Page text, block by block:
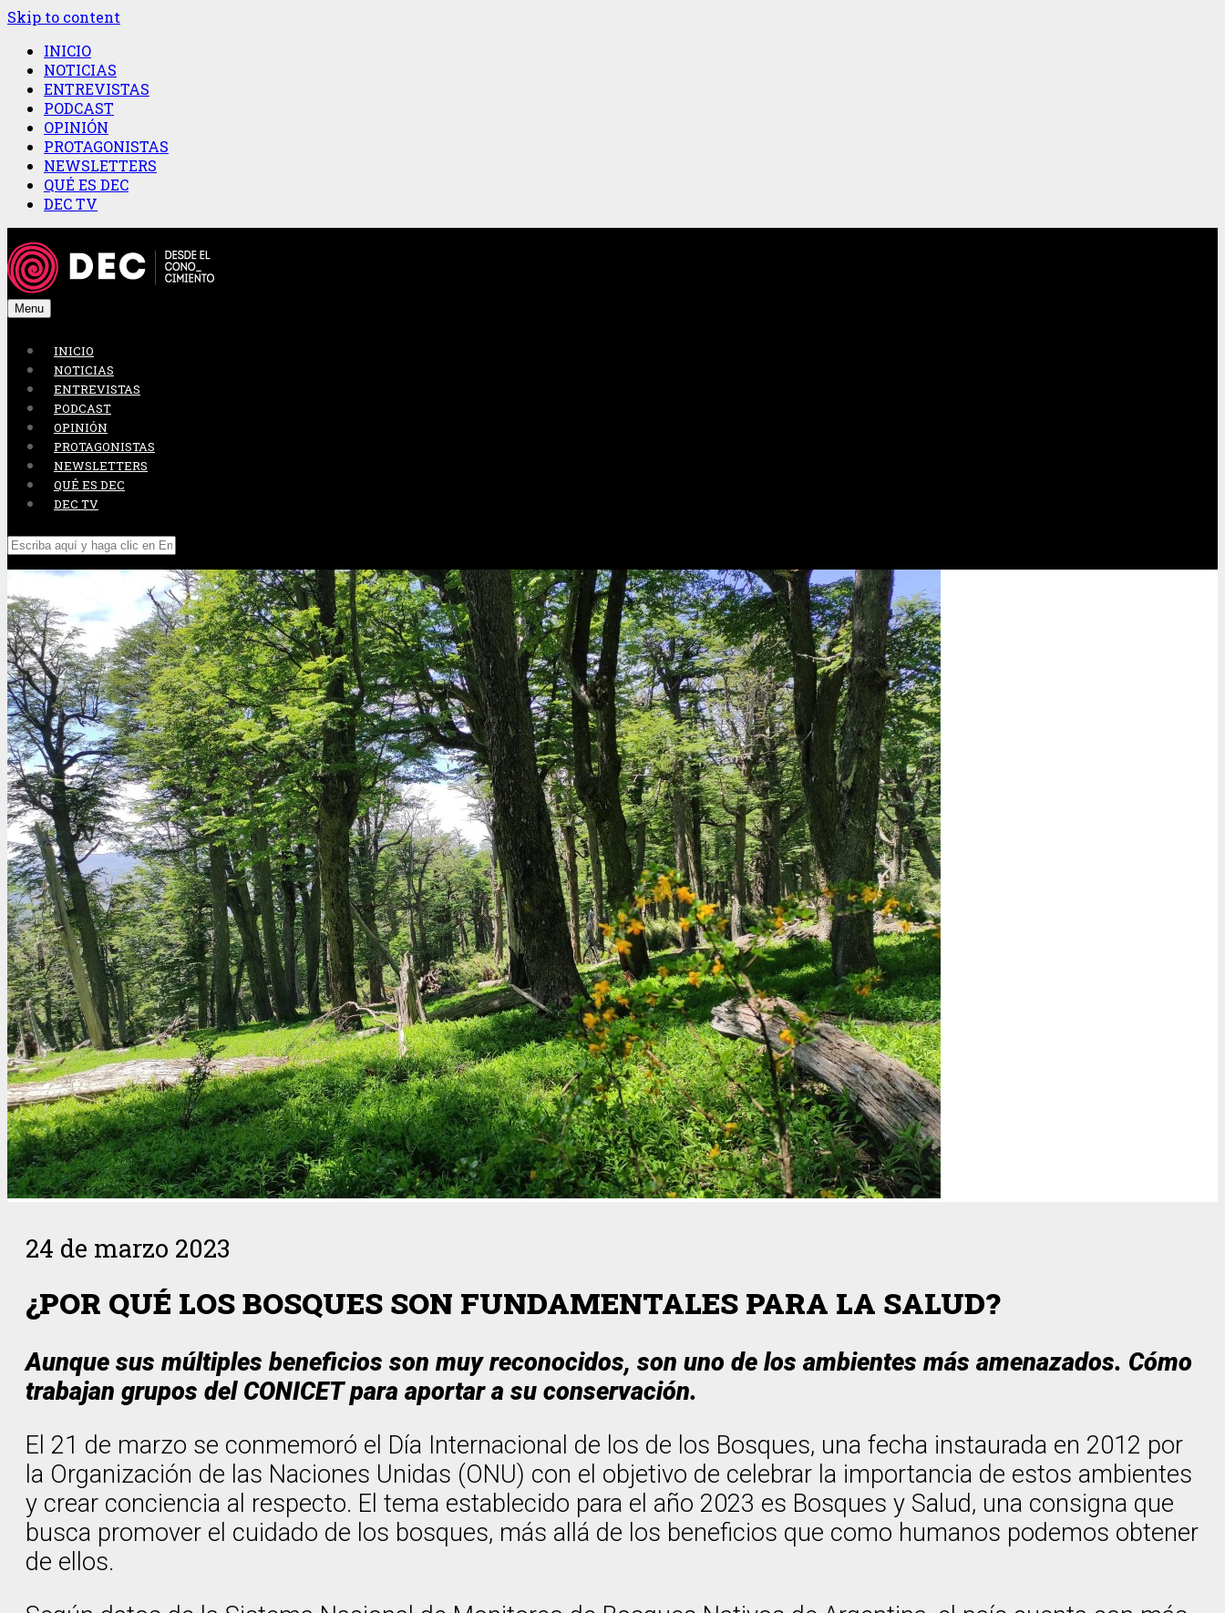
Skip to content
INICIO
NOTICIAS
ENTREVISTAS
PODCAST
OPINIÓN
PROTAGONISTAS
NEWSLETTERS
QUÉ ES DEC
DEC TV
Menu
INICIO
NOTICIAS
ENTREVISTAS
PODCAST
OPINIÓN
PROTAGONISTAS
NEWSLETTERS
QUÉ ES DEC
DEC TV
24 de marzo 2023
¿POR QUÉ LOS BOSQUES SON FUNDAMENTALES PARA LA SALUD?
Aunque sus múltiples beneficios son muy reconocidos, son uno de los ambientes más amenazados. Cómo
trabajan grupos del CONICET para aportar a su conservación.
El 21 de marzo se conmemoró el Día Internacional de los de los Bosques, una fecha instaurada en 2012 por
la Organización de las Naciones Unidas (ONU) con el objetivo de celebrar la importancia de estos ambientes
y crear conciencia al respecto. El tema establecido para el año 2023 es Bosques y Salud, una consigna que
busca promover el cuidado de los bosques, más allá de los beneficios que como humanos podemos obtener
de ellos.